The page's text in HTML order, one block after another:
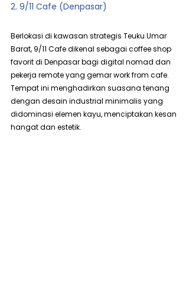
2. 9/11 Cafe (Denpasar)
Berlokasi di kawasan strategis Teuku Umar
Barat, 9/11 Cafe dikenal sebagai coffee shop
favorit di Denpasar bagi digital nomad dan
pekerja remote yang gemar work from cafe.
Tempat ini menghadirkan suasana tenang
dengan desain industrial minimalis yang
didominasi elemen kayu, menciptakan kesan
hangat dan estetik.